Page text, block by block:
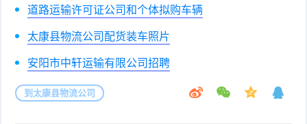
道路运输许可证公司和个体拟购车辆
太康县物流公司配货装车照片
安阳市中轩运输有限公司招聘
到太康县物流公司